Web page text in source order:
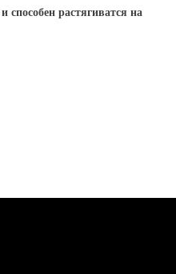
способен растягиватся на